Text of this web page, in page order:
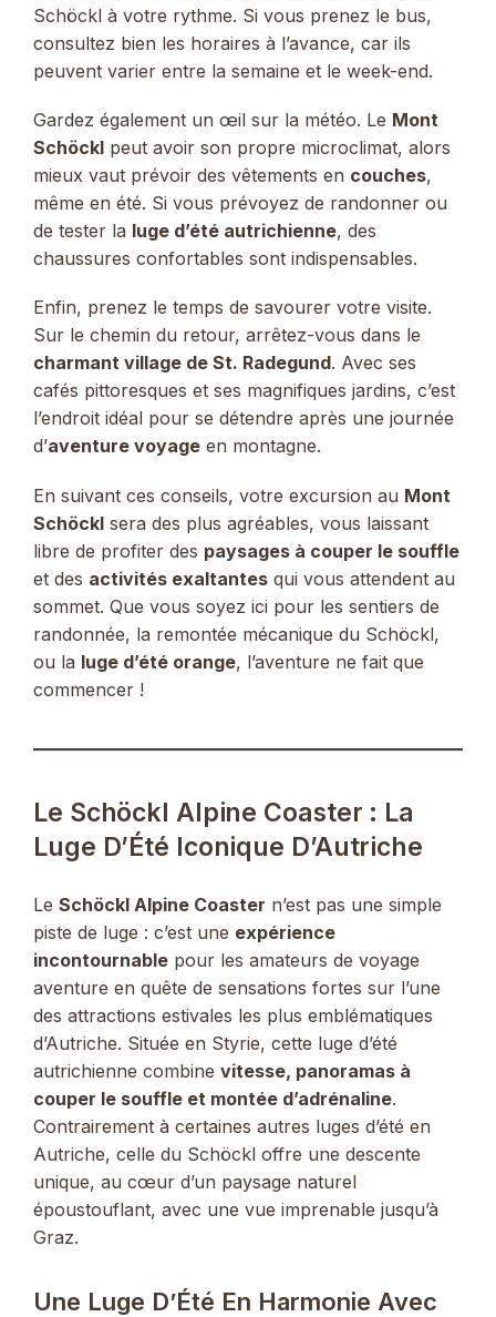
Schöckl à votre rythme. Si vous prenez le bus,
consultez bien les horaires à l’avance, car ils
peuvent varier entre la semaine et le week-end.
Gardez également un œil sur la météo. Le Mont
Schöckl peut avoir son propre microclimat, alors
mieux vaut prévoir des vêtements en couches,
même en été. Si vous prévoyez de randonner ou
de tester la luge d’été autrichienne, des
chaussures confortables sont indispensables.
Enfin, prenez le temps de savourer votre visite.
Sur le chemin du retour, arrêtez-vous dans le
charmant village de St. Radegund. Avec ses
cafés pittoresques et ses magnifiques jardins, c’est
l’endroit idéal pour se détendre après une journée
d’aventure voyage en montagne.
En suivant ces conseils, votre excursion au Mont
Schöckl sera des plus agréables, vous laissant
libre de profiter des paysages à couper le souffle
et des activités exaltantes qui vous attendent au
sommet. Que vous soyez ici pour les sentiers de
randonnée, la remontée mécanique du Schöckl,
ou la luge d’été orange, l’aventure ne fait que
commencer !
Le Schöckl Alpine Coaster : La
Luge D’Été Iconique D’Autriche
Le Schöckl Alpine Coaster n’est pas une simple
piste de luge : c’est une expérience
incontournable pour les amateurs de voyage
aventure en quête de sensations fortes sur l’une
des attractions estivales les plus emblématiques
d’Autriche. Située en Styrie, cette luge d’été
autrichienne combine vitesse, panoramas à
couper le souffle et montée d’adrénaline.
Contrairement à certaines autres luges d’été en
Autriche, celle du Schöckl offre une descente
unique, au cœur d’un paysage naturel
époustouflant, avec une vue imprenable jusqu’à
Graz.
Une Luge D’Été En Harmonie Avec